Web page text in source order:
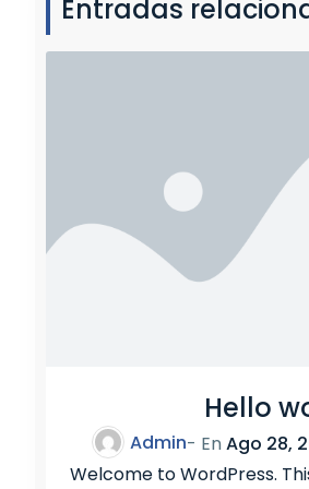
Entradas
Hello
Admin- EnAgo 28,
Welcome to WordPress.